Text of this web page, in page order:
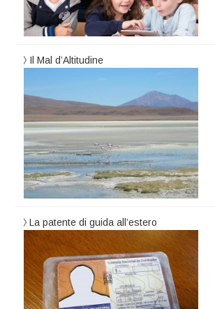
Il Mal d’Altitudine
La patente di guida all’estero